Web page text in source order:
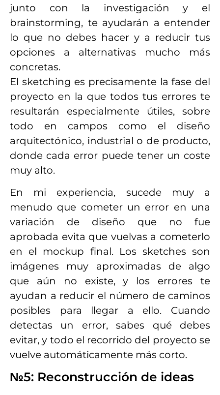
junto con la investigación y el
brainstorming, te ayudarán a entender
lo que no debes hacer y a reducir tus
opciones a alternativas mucho más
concretas.
El sketching es precisamente la fase del
proyecto en la que todos tus errores te
resultarán especialmente útiles, sobre
todo en campos como el diseño
arquitectónico, industrial o de producto,
donde cada error puede tener un coste
muy alto.
En mi experiencia, sucede muy a
menudo que cometer un error en una
variación de diseño que no fue
aprobada evita que vuelvas a cometerlo
en el mockup final. Los sketches son
imágenes muy aproximadas de algo
que aún no existe, y los errores te
ayudan a reducir el número de caminos
posibles para llegar a ello. Cuando
detectas un error, sabes qué debes
evitar, y todo el recorrido del proyecto se
vuelve automáticamente más corto.
№5: Reconstrucción de ideas